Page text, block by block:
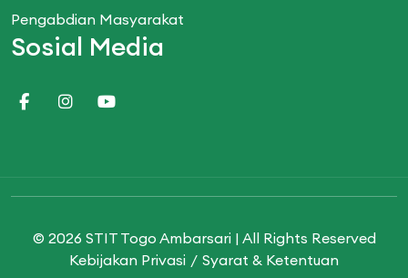
Pengabdian Masyarakat
Sosial Media
© 2026 STIT Togo Ambarsari | All Rights Reserved
Kebijakan Privasi
Syarat & Ketentuan